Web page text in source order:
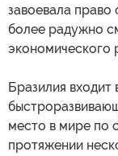
завоевала право
более радужно
экономического
Бразилия входит
место в мире по
протяжении